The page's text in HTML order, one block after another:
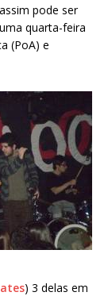
pode ser
quarta-feira
(PoA) e
) 3 delas em